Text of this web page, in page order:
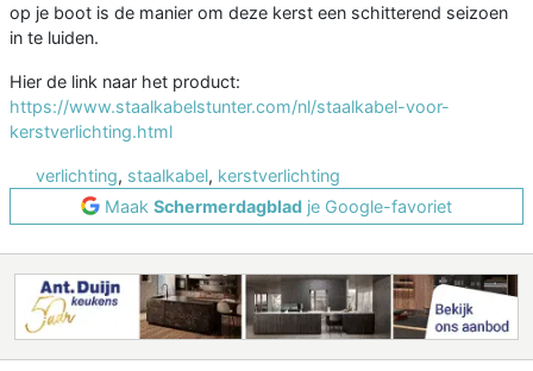
op je boot is de manier om deze kerst een schitterend seizoen
in te luiden.
Hier de link naar het product:
https://www.staalkabelstunter.com/nl/staalkabel-voor-
kerstverlichting.html
verlichting, staalkabel, kerstverlichting
Maak Schermerdagblad je Google-favoriet